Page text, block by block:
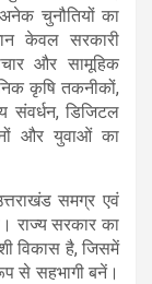
चुनौतियों का
केवल सरकारी
और सामूहिक
कृषि तकनीकों,
संवर्धन, डिजिटल
और युवाओं का
समग्र एवं
राज्य सरकार का
विकास है, जिसमें
से सहभागी बनें।